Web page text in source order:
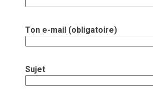
Ton e-mail (obligatoire)
Sujet